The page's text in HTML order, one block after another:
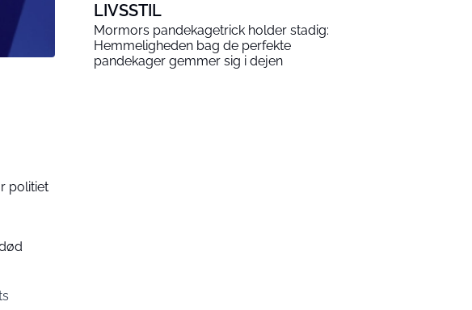
politiet
LIVSSTIL
Mormors pandekagetrick holder stadig:
Hemmeligheden bag de perfekte
pandekager gemmer sig i dejen